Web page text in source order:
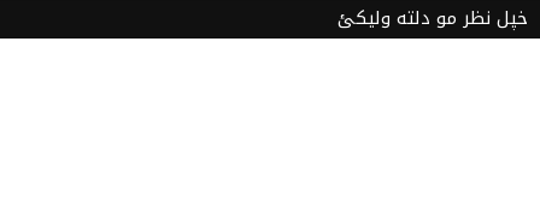
خپل نظر مو دلته ولیکئ